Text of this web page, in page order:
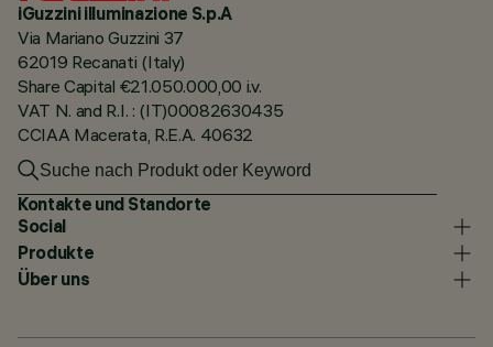
iGuzzini illuminazione S.p.A
Via Mariano Guzzini 37
62019 Recanati (Italy)
Share Capital €21.050.000,00 i.v.
VAT N. and R.I. : (IT)00082630435
CCIAA Macerata, R.E.A. 40632
Kontakte und Standorte
Social
Produkte
Über uns